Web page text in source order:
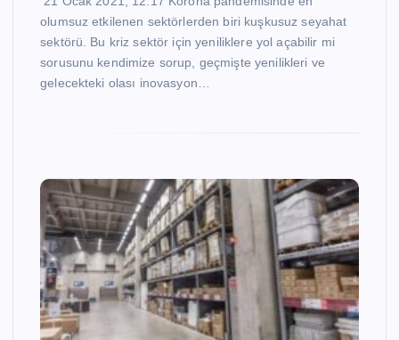
olumsuz etkilenen sektörlerden biri kuşkusuz seyahat
sektörü. Bu kriz sektör için yeniliklere yol açabilir mi
sorusunu kendimize sorup, geçmişte yenilikleri ve
gelecekteki olası inovasyon…